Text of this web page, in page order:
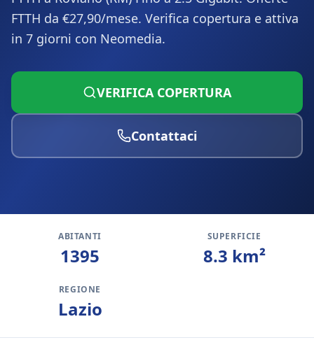
FTTH da €27,90/mese. Verifica copertura e attiva
in 7 giorni con Neomedia.
VERIFICA COPERTURA
Contattaci
ABITANTI
1395
SUPERFICIE
8.3 km²
REGIONE
Lazio